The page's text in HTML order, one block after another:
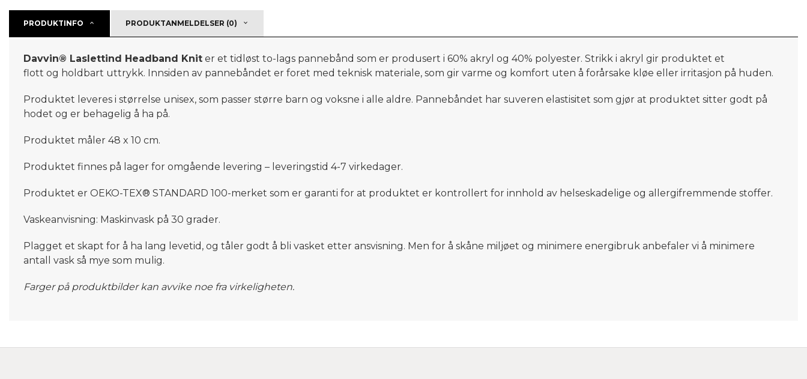
PRODUKTINFO PRODUKTANMELDELSER (0)
Davvin® Laslettind Headband Knit er et tidløst to-lags pannebånd som er produsert i 60% akryl og 40% polyester. Strikk i akryl gir produktet et
flott og holdbart uttrykk. Innsiden av pannebåndet er foret med teknisk materiale, som gir varme og komfort uten å forårsake kløe eller irritasjon på huden.
Produktet leveres i størrelse unisex, som passer større barn og voksne i alle aldre. Pannebåndet har suveren elastisitet som gjør at produktet sitter godt på
hodet og er behagelig å ha på.
Produktet måler 48 x 10 cm.
Produktet finnes på lager for omgående levering – leveringstid 4-7 virkedager.
Produktet er OEKO-TEX® STANDARD 100-merket som er garanti for at produktet er kontrollert for innhold av helseskadelige og allergifremmende stoffer.
Vaskeanvisning: Maskinvask på 30 grader.
Plagget et skapt for å ha lang levetid, og tåler godt å bli vasket etter ansvisning. Men for å skåne miljøet og minimere energibruk anbefaler vi å minimere
antall vask så mye som mulig.
Farger på produktbilder kan avvike noe fra virkeligheten.